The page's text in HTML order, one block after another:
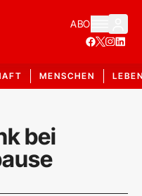
ABO
MENSCHEN
bei